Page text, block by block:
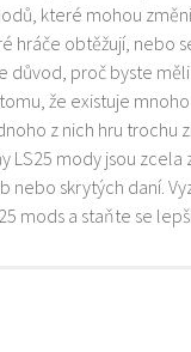
které mohou
hráče obtěžují, nebo
důvod, proč byste
že existuje mnoho
z nich hru trochu
LS25 mody jsou zcela
nebo skrytých daní.
mods a staňte se